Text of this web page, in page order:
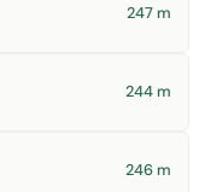
247 m
244 m
246 m